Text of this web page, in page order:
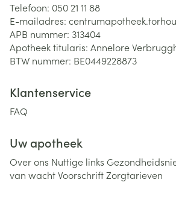
Telefoon: 050 21 11 88
E-mailadres:
APB nummer: 313404
Apotheek titularis: Annelore
BTW nummer: BE0449228873
Klantenservice
FAQ
Uw apotheek
Over ons Nuttige links
van wachtVoorschriftZorgtarieven